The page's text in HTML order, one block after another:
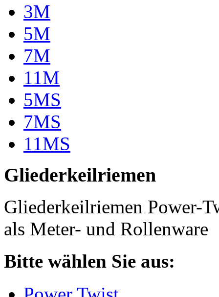
3M
5M
7M
11M
5MS
7MS
11MS
Gliederkeilriemen
Gliederkeilriemen Power-
als Meter- und Rollenware
Bitte wählen Sie aus: